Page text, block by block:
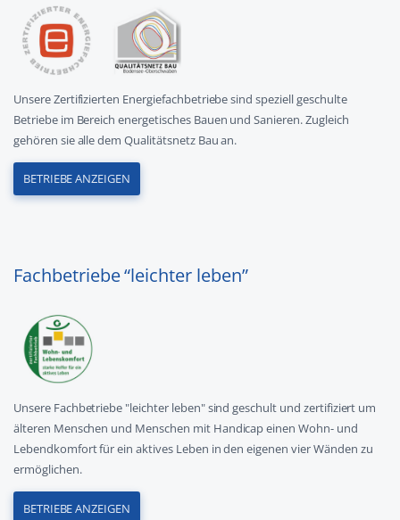
Unsere Zertifizierten Energiefachbetriebe sind speziell geschulte
Betriebe im Bereich energetisches Bauen und Sanieren. Zugleich
gehören sie alle dem Qualitätsnetz Bau an.
BETRIEBE ANZEIGEN
Fachbetriebe “leichter leben”
Unsere Fachbetriebe "leichter leben" sind geschult und zertifiziert um
älteren Menschen und Menschen mit Handicap einen Wohn- und
Lebendkomfort für ein aktives Leben in den eigenen vier Wänden zu
ermöglichen.
BETRIEBE ANZEIGEN